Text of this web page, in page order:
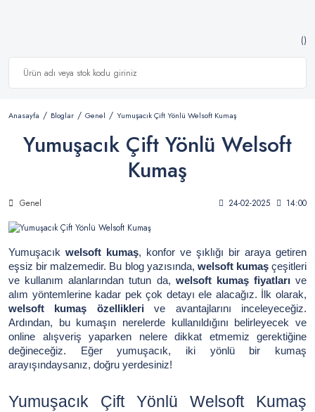
Anasayfa Bloglar Genel Yumuşacık Çift Yönlü Welsoft Kumaş
Yumuşacık Çift Yönlü Welsoft
Kumaş
Genel 24-02-2025 14:00
Yumuşacık welsoft kumaş, konfor ve şıklığı bir araya getiren
eşsiz bir malzemedir. Bu blog yazısında, welsoft kumaşçeşitleri
ve kullanım alanlarından tutun da, welsoft kumaş fiyatlarıve
alım yöntemlerine kadar pek çok detayı ele alacağız. İlk olarak,
welsoft kumaş özelliklerive avantajlarını inceleyeceğiz.
Ardından, bu kumaşın nerelerde kullanıldığını belirleyecek ve
online alışveriş yaparken nelere dikkat etmemiz gerektiğine
değineceğiz. Eğer yumuşacık, iki yönlü bir kumaş
arayışındaysanız, doğru yerdesiniz!
Yumuşacık Çift Yönlü Welsoft Kumaş